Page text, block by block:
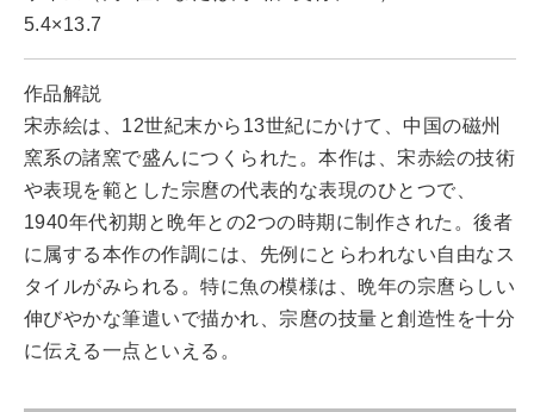
5.4×13.7
作品解説
宋赤絵は、12世紀末から13世紀にかけて、中国の磁州
窯系の諸窯で盛んにつくられた。本作は、宋赤絵の技術
や表現を範とした宗麿の代表的な表現のひとつで、
1940年代初期と晩年との2つの時期に制作された。後者
に属する本作の作調には、先例にとらわれない自由なス
タイルがみられる。特に魚の模様は、晩年の宗麿らしい
伸びやかな筆遣いで描かれ、宗麿の技量と創造性を十分
に伝える一点といえる。